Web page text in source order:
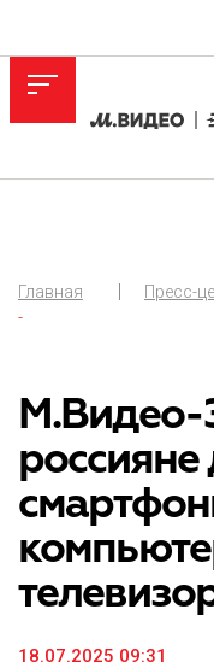
Главная Пресс-
-
М.Видео-
18.07.2025 09:31